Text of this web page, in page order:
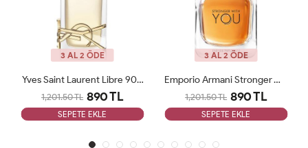
3 AL 2 ÖDE
Yves Saint Laurent Libre 90 ML Bayan Tester Parfüm
1,201.50 TL 890 TL
SEPETE EKLE
3 AL 2 ÖDE
Emporio Armani Stronger With You 100ML EDT Erkek Tester Parfüm
1,201.50 TL 890 TL
SEPETE EKLE